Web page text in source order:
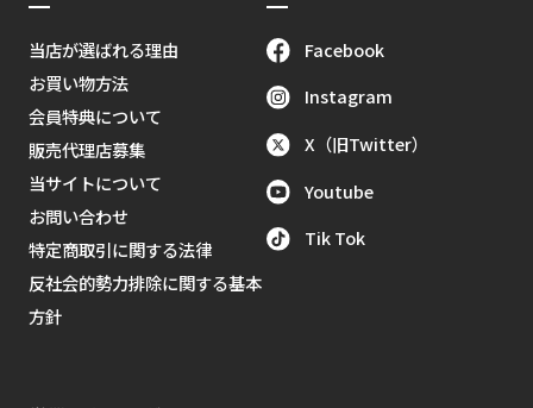
当店が選ばれる理由
お買い物方法
会員特典について
販売代理店募集
当サイトについて
お問い合わせ
特定商取引に関する法律
反社会的勢力排除に関する基本
方針
Facebook
Instagram
X（旧Twitter）
Youtube
Tik Tok